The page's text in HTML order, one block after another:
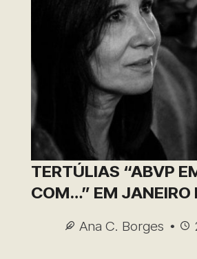
TERTÚLIAS “ABVP
COM…” EM
Ana C. Borges